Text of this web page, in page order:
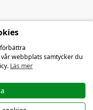
webbplats samtycker du
Läs mer